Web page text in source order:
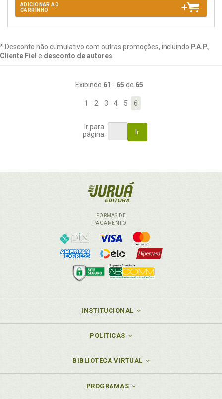
ADICIONAR AO
CARRINHO
* Desconto não cumulativo com outras promoções, incluindo P.A.P.,
Cliente Fiel e desconto de autores
Exibindo 61 - 65 de 65
1 2 3 4 5 6
Ir para
página:
Ir
FORMAS DE
PAGAMENTO
INSTITUCIONAL
POLÍTICAS
BIBLIOTECA VIRTUAL
PROGRAMAS